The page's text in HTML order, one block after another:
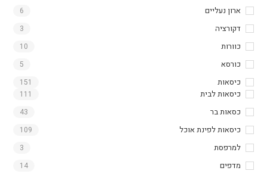
ארון נעליים 6
דקורציה 3
כוורות 10
כורסא 5
כיסאות 151
כיסאות לבית 111
כסאות בר 43
כיסאות לפינת אוכל 109
למרפסת 3
מדפים 14